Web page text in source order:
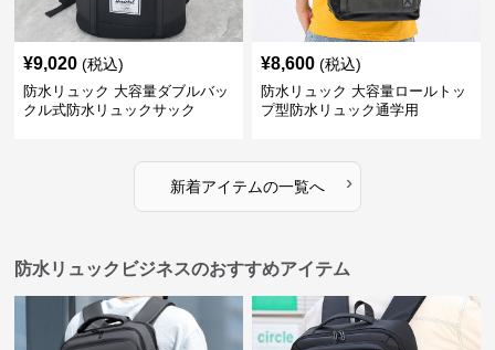
¥9,020 (税込)
防水リュック 大容量ダブルバッ
クル式防水リュックサック
¥8,600 (税込)
防水リュック 大容量ロールトッ
プ型防水リュック通学用
新着アイテムの一覧へ ›
防水リュックビジネスのおすすめアイテム